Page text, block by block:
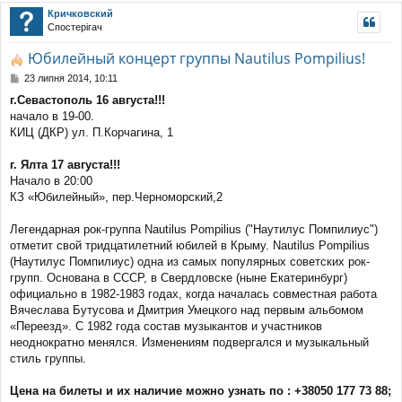
уп
Кричковский
Спостерігач
Юбилейный концерт группы Nautilus Pompilius!
П
в
і
д
м
л
е
н
я
23 липня 2014, 10:11
г.Севастополь 16 августа!!!
начало в 19-00.
КИЦ (ДКР) ул. П.Корчагина, 1
г. Ялта 17 августа!!!
Начало в 20:00
КЗ «Юбилейный», пер.Черноморский,2
Легендарная рок-группа Nautilus Pompilius ("Наутилус Помпилиус")
отметит свой тридцатилетний юбилей в Крыму. Nautilus Pompilius
(Наутилус Помпилиус) одна из самых популярных советских рок-
групп. Основана в СССР, в Свердловске (ныне Екатеринбург)
официально в 1982-1983 годах, когда началась совместная работа
Вячеслава Бутусова и Дмитрия Умецкого над первым альбомом
«Переезд». С 1982 года состав музыкантов и участников
неоднократно менялся. Изменениям подвергался и музыкальный
стиль группы.
Цена на билеты и их наличие можно узнать по : +38050 177 73 88;